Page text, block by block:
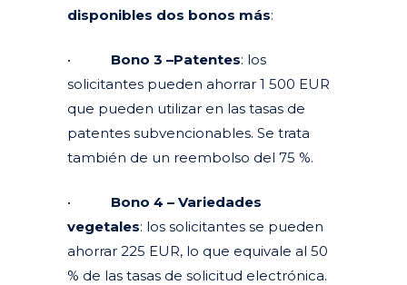
disponibles dos bonos más:
• Bono 3 –Patentes: los
solicitantes pueden ahorrar 1 500 EUR
que pueden utilizar en las tasas de
patentes subvencionables. Se trata
también de un reembolso del 75 %.
• Bono 4 – Variedades
vegetales: los solicitantes se pueden
ahorrar 225 EUR, lo que equivale al 50
% de las tasas de solicitud electrónica.